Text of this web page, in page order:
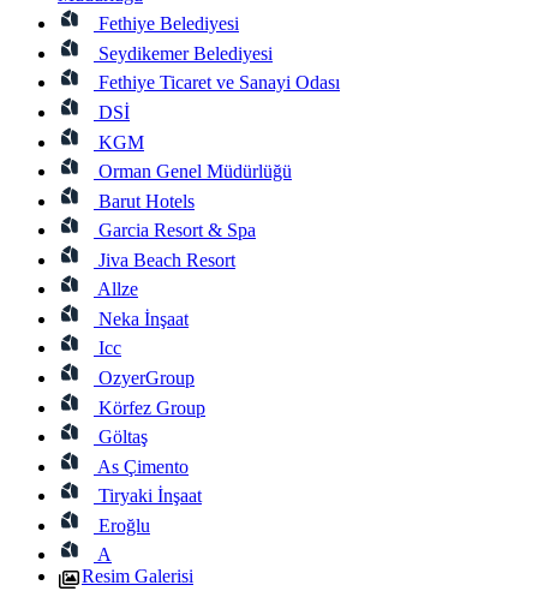
Fethiye Belediyesi
Seydikemer Belediyesi
Fethiye Ticaret ve Sanayi Odası
DSİ
KGM
Orman Genel Müdürlüğü
Barut Hotels
Garcia Resort & Spa
Jiva Beach Resort
Allze
Neka İnşaat
Icc
OzyerGroup
Körfez Group
Göltaş
As Çimento
Tiryaki İnşaat
Eroğlu
A
Resim Galerisi